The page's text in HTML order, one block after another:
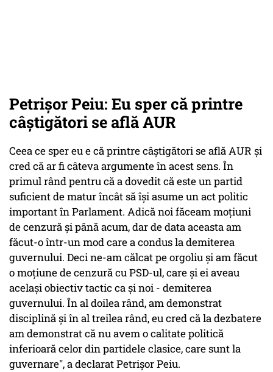
Petrișor Peiu: Eu sper că printre
câștigători se află AUR
Ceea ce sper eu e că printre câștigători se află AUR și
cred că ar fi câteva argumente în acest sens. În
primul rând pentru că a dovedit că este un partid
suficient de matur încât să își asume un act politic
important în Parlament. Adică noi făceam moțiuni
de cenzură și până acum, dar de data aceasta am
făcut-o într-un mod care a condus la demiterea
guvernului. Deci ne-am călcat pe orgoliu și am făcut
o moțiune de cenzură cu PSD-ul, care și ei aveau
același obiectiv tactic ca și noi - demiterea
guvernului. În al doilea rând, am demonstrat
disciplină și în al treilea rând, eu cred că la dezbatere
am demonstrat că nu avem o calitate politică
inferioară celor din partidele clasice, care sunt la
guvernare", a declarat Petrișor Peiu.